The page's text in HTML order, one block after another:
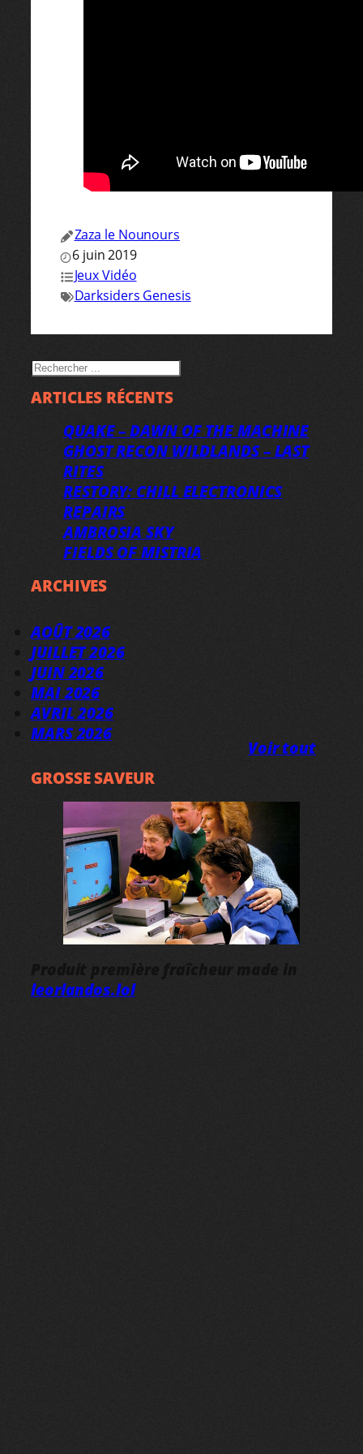
Zaza le Nounours
6 juin 2019
Jeux Vidéo
Darksiders Genesis
RECHERCHER
ARTICLES RÉCENTS
QUAKE – DAWN OF THE MACHINE
GHOST RECON WILDLANDS – LAST
RITES
RESTORY: CHILL ELECTRONICS
REPAIRS
AMBROSIA SKY
FIELDS OF MISTRIA
ARCHIVES
AOÛT 2026
JUILLET 2026
JUIN 2026
MAI 2026
AVRIL 2026
MARS 2026
Voir tout
GROSSE SAVEUR
Produit première fraîcheur made in
leorlandos.lol